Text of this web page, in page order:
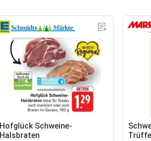
Hofglück Schweine-
Halsbraten